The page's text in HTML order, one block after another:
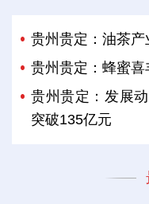
贵州贵定：油茶
贵州贵定：蜂蜜
贵州贵定：发展
突破135亿元